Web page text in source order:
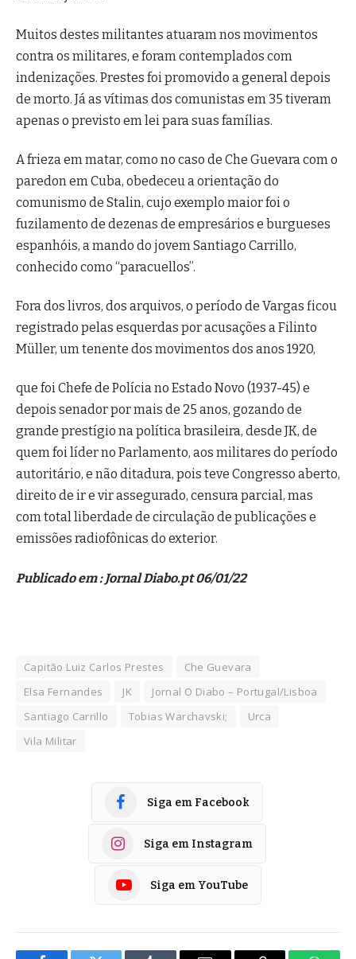
Muitos destes militantes atuaram nos movimentos
contra os militares, e foram contemplados com
indenizações. Prestes foi promovido a general depois
de morto. Já as vítimas dos comunistas em 35 tiveram
apenas o previsto em lei para suas famílias.
A frieza em matar, como no caso de Che Guevara com o
paredon em Cuba, obedeceu a orientação do
comunismo de Stalin, cujo exemplo maior foi o
fuzilamento de dezenas de empresários e burgueses
espanhóis, a mando do jovem Santiago Carrillo,
conhecido como “paracuellos”.
Fora dos livros, dos arquivos, o período de Vargas ficou
registrado pelas esquerdas por acusações a Filinto
Müller, um tenente dos movimentos dos anos 1920,
que foi Chefe de Polícia no Estado Novo (1937-45) e
depois senador por mais de 25 anos, gozando de
grande prestígio na política brasileira, desde JK, de
quem foi líder no Parlamento, aos militares do período
autoritário, e não ditadura, pois teve Congresso aberto,
direito de ir e vir assegurado, censura parcial, mas
com total liberdade de circulação de publicações e
emissões radiofônicas do exterior.
Publicado em : Jornal Diabo.pt 06/01/22
Capitão Luiz Carlos Prestes
Che Guevara
Elsa Fernandes
JK
Jornal O Diabo – Portugal/Lisboa
Santiago Carrillo
Tobias Warchavski;
Urca
Vila Militar
Siga em Facebook
Siga em Instagram
Siga em YouTube